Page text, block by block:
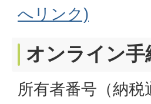
へリンク)
オンライン
所有者番号（納税